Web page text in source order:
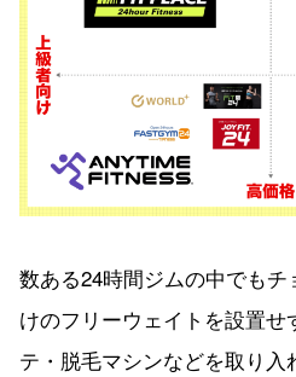
数ある24時間ジムの中でも
けのフリーウェイトを設置
テ・脱毛マシンなどを取り